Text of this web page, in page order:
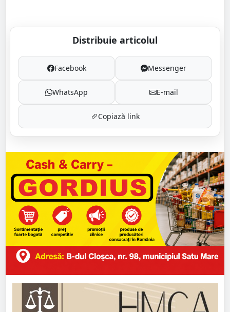
Distribuie articolul
Facebook Messenger
WhatsApp E-mail
Copiază link